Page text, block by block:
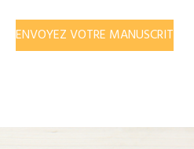
ENVOYEZ VOTRE MANUSCRIT